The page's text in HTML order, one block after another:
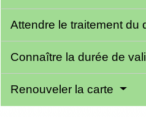
Attendre le traitement du
Connaître la durée de
Renouveler la carte